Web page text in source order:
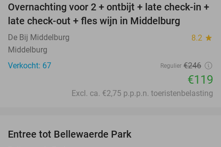
52%
Overnachting voor 2 + ontbijt + late check-in +
late check-out + fles wijn in Middelburg
De Bij Middelburg 8.2 star
Middelburg
Verkocht: 67
Regulier €246
€119
Excl. ca. €2,75 p.p.p.n. toeristenbelasting
Entree tot Bellewaerde Park